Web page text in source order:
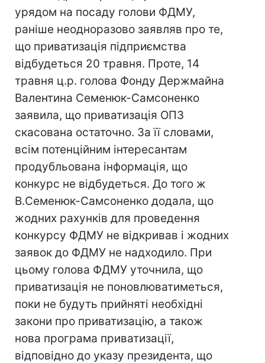
урядом на посаду голови ФДМУ,
раніше неодноразово заявляв про те,
що приватизація підприємства
відбудеться 20 травня. Проте, 14
травня ц.р. голова Фонду Держмайна
Валентина Семенюк-Самсоненко
заявила, що приватизація ОПЗ
скасована остаточно. За її словами,
всім потенційним інтересантам
продубльована інформація, що
конкурс не відбудеться. До того ж
В.Семенюк-Самсоненко додала, що
жодних рахунків для проведення
конкурсу ФДМУ не відкривав і жодних
заявок до ФДМУ не надходило. При
цьому голова ФДМУ уточнила, що
приватизація не поновлюватиметься,
поки не будуть прийняті необхідні
закони про приватизацію, а також
нова програма приватизації,
відповідно до указу президента, що